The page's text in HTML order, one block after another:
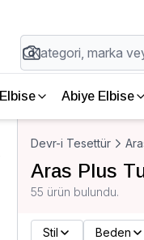
Elbise Abiye Elbise
Devr-i Tesettür
Aras Plus
55 ürün bulundu.
Stil Beden